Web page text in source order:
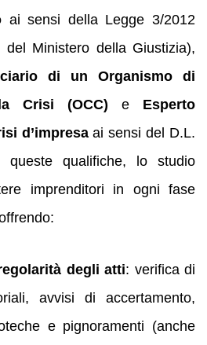
ai sensi della Legge 3/2012
del Ministero della Giustizia),
di un Organismo di
Crisi (OCC) e Esperto
d’impresaai sensi del D.L.
queste qualifiche, lo studio
imprenditori in ogni fase
degli atti: verifica di
avvisi di accertamento,
e pignoramenti (anche